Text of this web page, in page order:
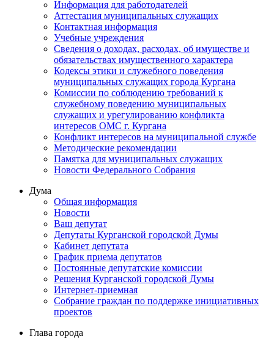
Информация для работодателей
Аттестация муниципальных служащих
Контактная информация
Учебные учреждения
Сведения о доходах, расходах, об имуществе и
обязательствах имущественного характера
Кодексы этики и служебного поведения
муниципальных служащих города Кургана
Комиссии по соблюдению требований к
служебному поведению муниципальных
служащих и урегулированию конфликта
интересов ОМС г. Кургана
Конфликт интересов на муниципальной службе
Методические рекомендации
Памятка для муниципальных служащих
Новости Федерального Cобрания
Дума
Общая информация
Новости
Ваш депутат
Депутаты Курганской городской Думы
Кабинет депутата
График приема депутатов
Постоянные депутатские комиссии
Решения Курганской городской Думы
Интернет-приемная
Собрание граждан по поддержке инициативных
проектов
Глава города